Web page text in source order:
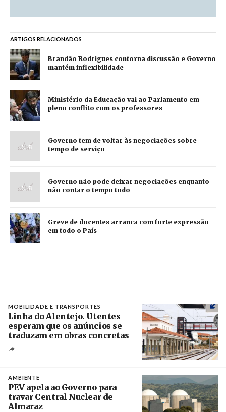
ARTIGOS RELACIONADOS
Brandão Rodrigues contorna discussão e Governo
mantém inflexibilidade
Ministério da Educação vai ao Parlamento em
pleno conflito com os professores
Governo tem de voltar às negociações sobre
tempo de serviço
Governo não pode deixar negociações enquanto
não contar o tempo todo
Greve de docentes arranca com forte expressão
em todo o País
MOBILIDADE E TRANSPORTES
Linha do Alentejo. Utentes
esperam que os anúncios se
traduzam em obras concretas
AMBIENTE
PEV apela ao Governo para
travar Central Nuclear de
Almaraz